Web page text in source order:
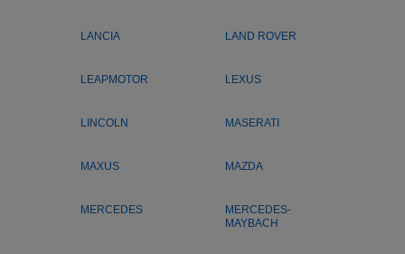
LANCIA LAND ROVER
LEAPMOTOR LEXUS
LINCOLN MASERATI
MAXUS MAZDA
MERCEDES
MERCEDES-
MAYBACH